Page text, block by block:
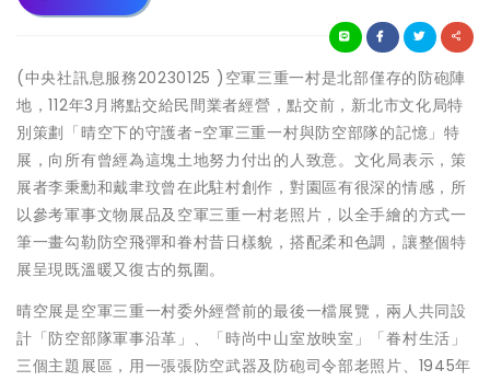
(中央社訊息服務20230125 )空軍三重一村是北部僅存的防砲陣
地，112年3月將點交給民間業者經營，點交前，新北市文化局特
別策劃「晴空下的守護者-空軍三重一村與防空部隊的記憶」特
展，向所有曾經為這塊土地努力付出的人致意。文化局表示，策
展者李秉勳和戴聿玟曾在此駐村創作，對園區有很深的情感，所
以參考軍事文物展品及空軍三重一村老照片，以全手繪的方式一
筆一畫勾勒防空飛彈和眷村昔日樣貌，搭配柔和色調，讓整個特
展呈現既溫暖又復古的氛圍。
晴空展是空軍三重一村委外經營前的最後一檔展覽，兩人共同設
計「防空部隊軍事沿革」、「時尚中山室放映室」「眷村生活」
三個主題展區，用一張張防空武器及防砲司令部老照片、1945年